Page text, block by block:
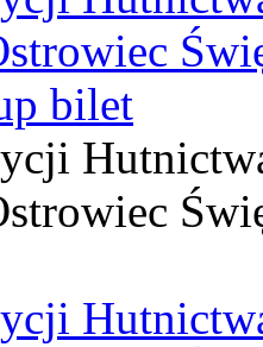
bilet